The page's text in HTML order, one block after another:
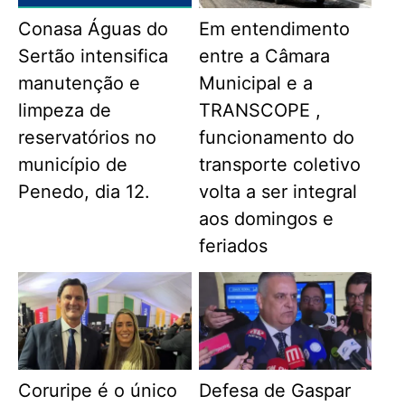
Conasa Águas do
Sertão intensifica
manutenção e
limpeza de
reservatórios no
município de
Penedo, dia 12.
Em entendimento
entre a Câmara
Municipal e a
TRANSCOPE ,
funcionamento do
transporte coletivo
volta a ser integral
aos domingos e
feriados
Coruripe é o único
Defesa de Gaspar